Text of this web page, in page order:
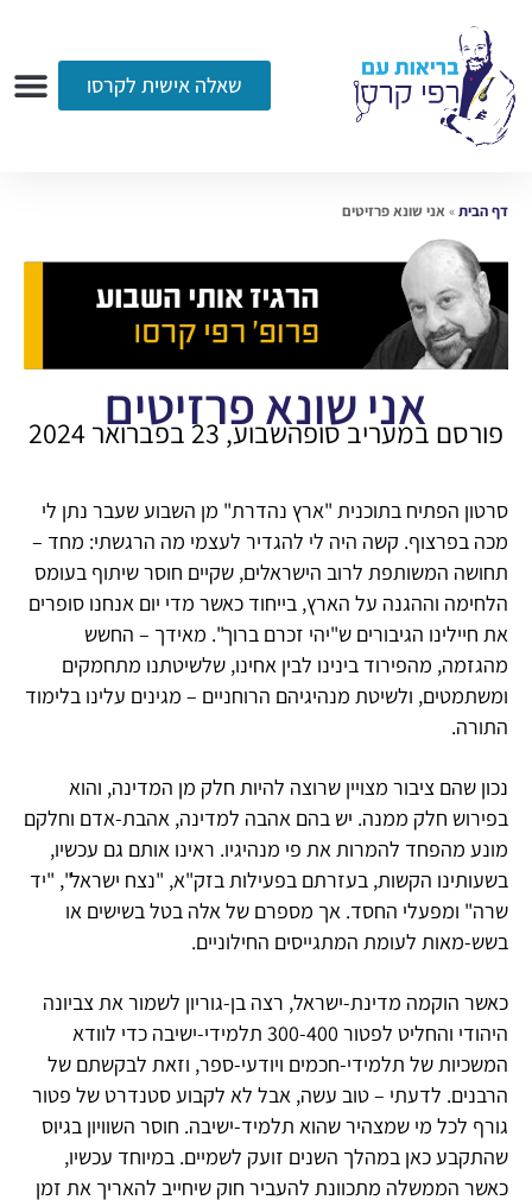
שאלה אישית לקרסו
דף הבית»אני שונא פרזיטים
אני שונא פרזיטים
פורסם במעריב סופהשבוע, 23 בפברואר 2024
סרטון הפתיח בתוכנית "ארץ נהדרת" מן השבוע שעבר נתן לי
מכה בפרצוף. קשה היה לי להגדיר לעצמי מה הרגשתי: מחד –
תחושה המשותפת לרוב הישראלים, שקיים חוסר שיתוף בעומס
הלחימה וההגנה על הארץ, בייחוד כאשר מדי יום אנחנו סופרים
את חיילינו הגיבורים ש"יהי זכרם ברוך". מאידך – החשש
מהגזמה, מהפירוד בינינו לבין אחינו, שלשיטתנו מתחמקים
ומשתמטים, ולשיטת מנהיגיהם הרוחניים – מגינים עלינו בלימוד
התורה.
נכון שהם ציבור מצויין שרוצה להיות חלק מן המדינה, והוא
בפירוש חלק ממנה. יש בהם אהבה למדינה, אהבת-אדם וחלקם
מונע מהפחד להמרות את פי מנהיגיו. ראינו אותם גם עכשיו,
בשעותינו הקשות, בעזרתם בפעילות בזק"א, "נצח ישראל", "יד
שרה" ומפעלי החסד. אך מספרם של אלה בטל בשישים או
בשש-מאות לעומת המתגייסים החילוניים.
כאשר הוקמה מדינת-ישראל, רצה בן-גוריון לשמור את צביונה
היהודי והחליט לפטור 300-400 תלמידי-ישיבה כדי לוודא
המשכיות של תלמידי-חכמים ויודעי-ספר, וזאת לבקשתם של
הרבנים. לדעתי – טוב עשה, אבל לא לקבוע סטנדרט של פטור
גורף לכל מי שמצהיר שהוא תלמיד-ישיבה. חוסר השוויון בגיוס
שהתקבע כאן במהלך השנים זועק לשמיים. במיוחד עכשיו,
כאשר הממשלה מתכוונת להעביר חוק שיחייב להאריך את זמן